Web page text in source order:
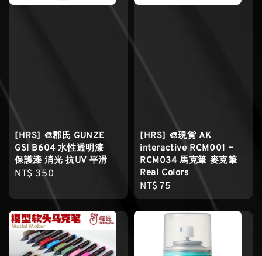
[HRS] 🎨郡氏 GUNZE
GSI B604 水性透明漆
保護漆 消光 抗UV 平滑
Regular
NT$ 350
[HRS] 🎨現貨 AK
interactive RCM001 ~
RCM034 馬克筆 麥克筆
Real Colors
Regular
price
NT$ 75